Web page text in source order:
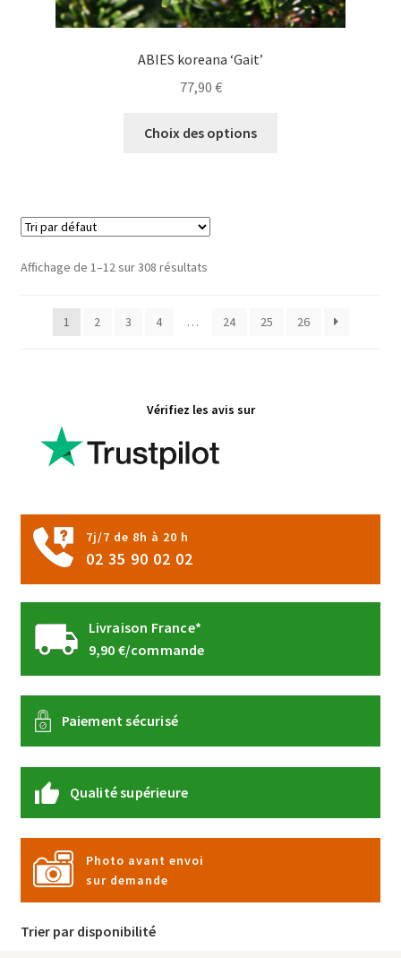
ABIES koreana ‘Gait’
77,90 €
Choix des options
choisies
Affichage de 1–12 sur 308 résultats
1 2 3 4 … 24 25 26
Vérifiez les avis sur
7j/7 de 8h à 20 h
02 35 90 02 02
Livraison France*
9,90 €/commande
Paiement sécurisé
Qualité supérieure
Photo avant envoi
sur demande
Trier par disponibilité